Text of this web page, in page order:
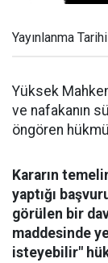
Yayınlanma
Yüksek
ve nafakanın
öngören
Kararın
yaptığı
görülen bir
maddesinde
isteyebilir"